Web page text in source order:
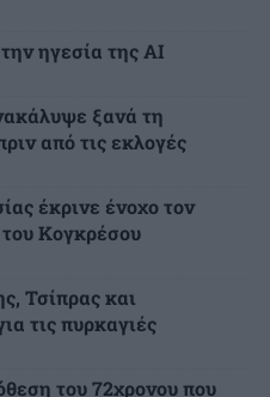
ηγεσία της AI
ξανά τη
από τις εκλογές
έκρινε ένοχο τον
Κογκρέσου
Τσίπρας και
τις πυρκαγιές
του 72χρονου που